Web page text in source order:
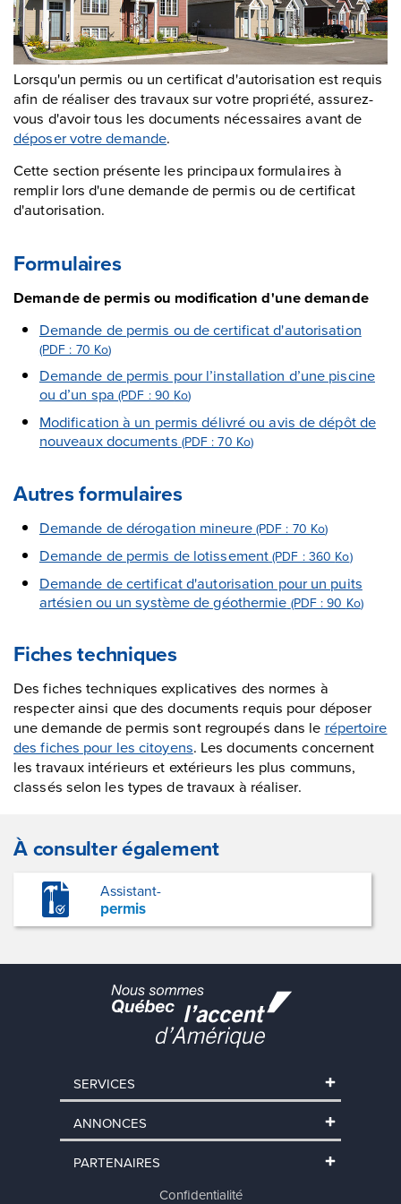
Lorsqu'un permis ou un certificat d'autorisation est requis
afin de réaliser des travaux sur votre propriété, assurez-
vous d'avoir tous les documents nécessaires avant de
déposer votre demande.
Cette section présente les principaux formulaires à
remplir lors d'une demande de permis ou de certificat
d'autorisation.
Formulaires
Demande de permis ou modification d'une demande
Demande de permis ou de certificat d'autorisation
(PDF : 70 Ko)
Demande de permis pour l’installation d’une piscine
ou d’un spa (PDF : 90 Ko)
Modification à un permis délivré ou avis de dépôt de
nouveaux documents (PDF : 70 Ko)
Autres formulaires
Demande de dérogation mineure (PDF : 70 Ko)
Demande de permis de lotissement (PDF : 360 Ko)
Demande de certificat d'autorisation pour un puits
artésien ou un système de géothermie (PDF : 90 Ko)
Fiches techniques
Des fiches techniques explicatives des normes à
respecter ainsi que des documents requis pour déposer
une demande de permis sont regroupés dans le répertoire
des fiches pour les citoyens. Les documents concernent
les travaux intérieurs et extérieurs les plus communs,
classés selon les types de travaux à réaliser.
À consulter également
Assistant-
permis
SERVICES
ANNONCES
PARTENAIRES
Confidentialité